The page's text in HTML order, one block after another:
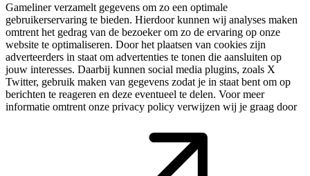
Gameliner verzamelt gegevens om zo een optimale
gebruikerservaring te bieden. Hierdoor kunnen wij analyses maken
omtrent het gedrag van de bezoeker om zo de ervaring op onze
website te optimaliseren. Door het plaatsen van cookies zijn
adverteerders in staat om advertenties te tonen die aansluiten op
jouw interesses. Daarbij kunnen social media plugins, zoals X
Twitter, gebruik maken van gegevens zodat je in staat bent om op
berichten te reageren en deze eventueel te delen. Voor meer
informatie omtrent onze privacy policy verwijzen wij je graag door